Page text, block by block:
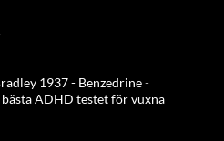
1937 - Benzedrine-
ADHD testet för vuxna